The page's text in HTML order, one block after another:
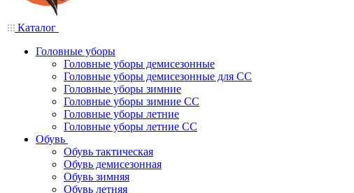
Каталог
Головные уборы
Головные уборы демисезонные
Головные уборы демисезонные для СС
Головные уборы зимние
Головные уборы зимние СС
Головные уборы летние
Головные уборы летние СС
Обувь
Обувь тактическая
Обувь демисезонная
Обувь зимняя
Обувь летняя